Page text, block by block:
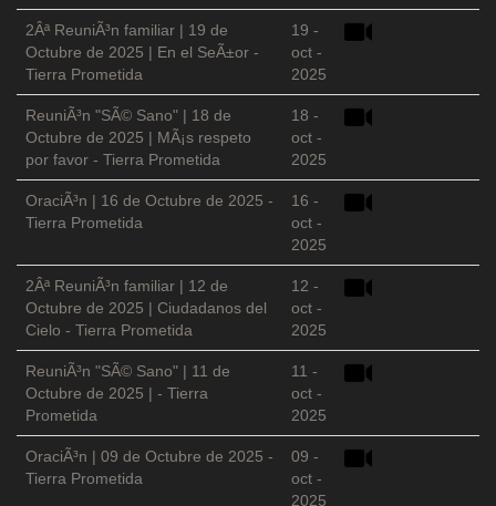
2Âª ReuniÃ³n familiar | 19 de
Octubre de 2025 | En el SeÃ±or -
Tierra Prometida
19 -
oct -
2025
ReuniÃ³n "SÃ© Sano" | 18 de
Octubre de 2025 | MÃ¡s respeto
por favor - Tierra Prometida
18 -
oct -
2025
OraciÃ³n | 16 de Octubre de 2025 -
Tierra Prometida
16 -
oct -
2025
2Âª ReuniÃ³n familiar | 12 de
Octubre de 2025 | Ciudadanos del
Cielo - Tierra Prometida
12 -
oct -
2025
ReuniÃ³n "SÃ© Sano" | 11 de
Octubre de 2025 | - Tierra
Prometida
11 -
oct -
2025
OraciÃ³n | 09 de Octubre de 2025 -
Tierra Prometida
09 -
oct -
2025